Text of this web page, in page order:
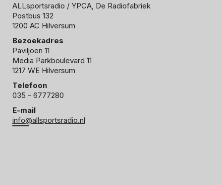
ALLsportsradio / YPCA, De Radiofabriek
Postbus 132
1200 AC Hilversum
Bezoekadres
Paviljoen 11
Media Parkboulevard 11
1217 WE Hilversum
Telefoon
035 - 6777280
E-mail
info@allsportsradio.nl